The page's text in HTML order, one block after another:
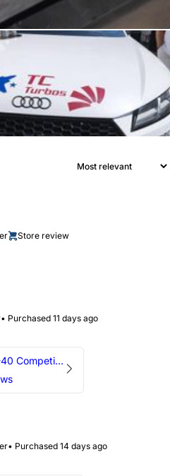
Store review
• Purchased 11 days ago
2 Liter - 5W-40 Competition 300V Motul Motoröl
• Purchased 14 days ago